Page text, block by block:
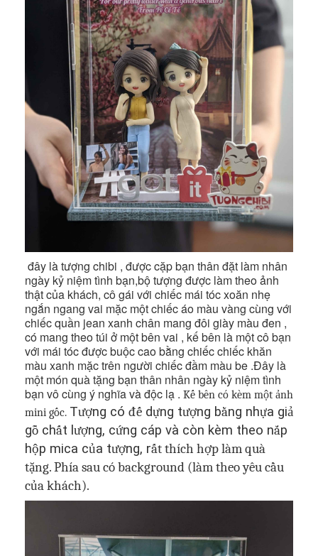
đây là tượng chibi , được cặp bạn thân đặt làm nhân
ngày kỷ niệm tình bạn,bộ tượng được làm theo ảnh
thật của khách, cô gái với chiếc mái tóc xoăn nhẹ
ngắn ngang vai mặc một chiếc áo màu vàng cùng với
chiếc quần jean xanh chân mang đôi giày màu đen ,
có mang theo túi ở một bên vai , kế bên là một cô bạn
với mái tóc được buộc cao bằng chiếc chiếc khăn
màu xanh mặc trên người chiếc đầm màu be .Đây là
một món quà tặng bạn thân nhân ngày kỷ niệm tình
bạn vô cùng ý nghĩa và độc lạ . Kế bên có kèm một ảnh
mini gốc. Tượng có đế dựng tượng bằng nhựa giả
gỗ chất l ượng, cứng cáp và còn kèm theo nắp
hộp mica của tượng, rất thích hợp làm quà
tặng.Phía sau có background (làm theo yêu cầu
của khách).